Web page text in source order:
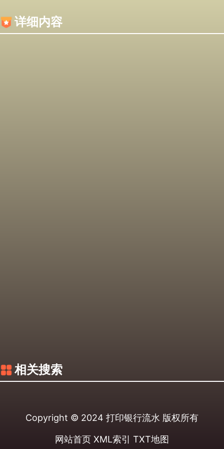
详细内容
相关搜索
Copyright © 2024 打印银行流水 版权所有
网站首页 XML索引 TXT地图